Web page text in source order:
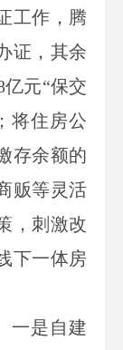
工作，腾
证，其余
亿元“保交
将住房公
存余额的
贩等灵活
，刺激改
下一体房
一是自建